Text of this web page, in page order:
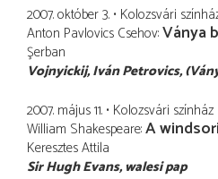
2007. október 3. Kolozsvári
Anton Pavlovics Csehov Ványa
Şerban
Vojnyickij, Iván Petrovics
2007. május 11. Kolozsvári színház
William Shakespeare A
Keresztes Attila
Sir Hugh Evans walesi pap